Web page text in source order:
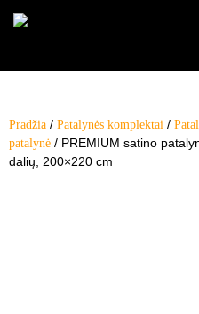
Pradžia / Patalynės komplektai /
patalynė / PREMIUM satino
dalių, 200×220 cm